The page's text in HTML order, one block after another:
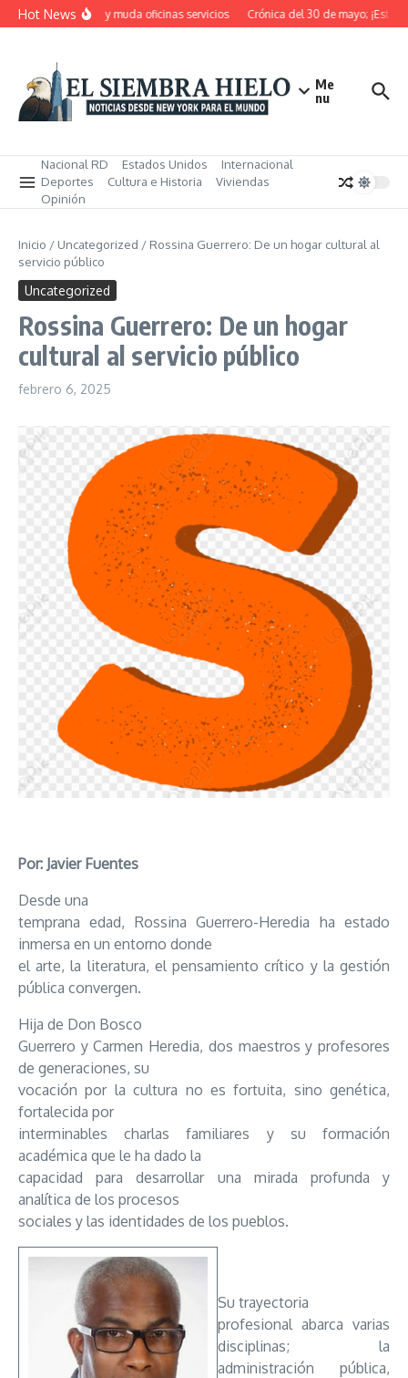
Saltar al contenido
Hot News
pensiona, cierra y muda oficinas servicios Crónica del 30 de mayo; ¡Estos
Me
nu
Nacional RD Estados Unidos
Internacional
Deportes
Cultura e Historia
Viviendas
Opinión
Inicio / Uncategorized / Rossina Guerrero: De un hogar cultural al
servicio público
Uncategorized
Rossina Guerrero: De un hogar
cultural al servicio público
febrero 6, 2025
Por: Javier Fuentes
Desde una
temprana edad, Rossina Guerrero-Heredia ha estado
inmersa en un entorno donde
el arte, la literatura, el pensamiento crítico y la gestión
pública convergen.
Hija de Don Bosco
Guerrero y Carmen Heredia, dos maestros y profesores
de generaciones, su
vocación por la cultura no es fortuita, sino genética,
fortalecida por
interminables charlas familiares y su formación
académica que le ha dado la
capacidad para desarrollar una mirada profunda y
analítica de los procesos
sociales y las identidades de los pueblos.
Su trayectoria
profesional abarca varias
disciplinas; la
administración pública,